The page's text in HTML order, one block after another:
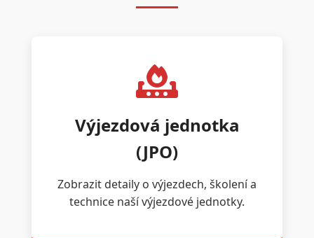
Výjezdová jednotka
(JPO)
Zobrazit detaily o výjezdech, školení a
technice naší výjezdové jednotky.